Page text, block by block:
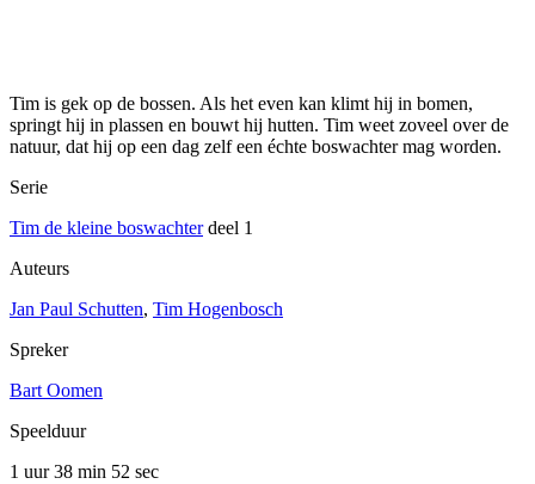
Tim is gek op de bossen. Als het even kan klimt hij in bomen,
springt hij in plassen en bouwt hij hutten. Tim weet zoveel over de
natuur, dat hij op een dag zelf een échte boswachter mag worden.
Serie
Tim de kleine boswachterdeel 1
Auteurs
Jan Paul Schutten, Tim Hogenbosch
Spreker
Bart Oomen
Speelduur
1 uur 38 min 52 sec